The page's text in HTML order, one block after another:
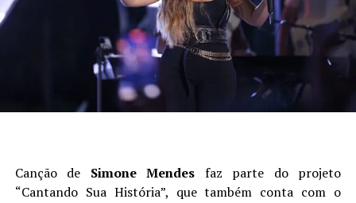
Canção de Simone Mendes faz parte do projeto
“Cantando Sua História”, que também conta com o